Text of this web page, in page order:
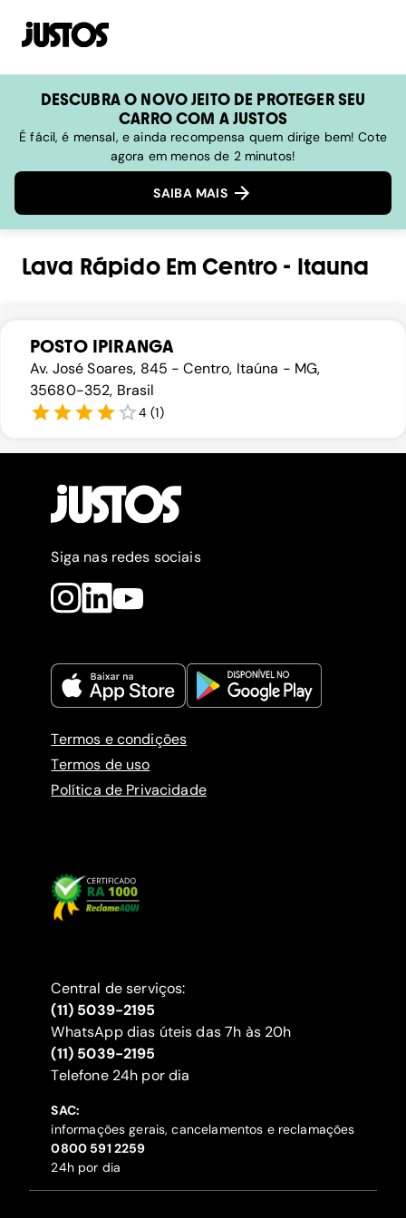
DESCUBRA O NOVO JEITO DE PROTEGER SEU
CARRO COM A JUSTOS
É fácil, é mensal, e ainda recompensa quem dirige bem! Cote
agora em menos de 2 minutos!
SAIBA MAIS
Lava RápidoEmCentro - Itauna
POSTO IPIRANGA
Av. José Soares, 845 - Centro, Itaúna - MG,
35680-352, Brasil
4 (1)
Siga nas redes sociais
Termos e condições
Termos de uso
Política de Privacidade
Central de serviços:
(11) 5039-2195
WhatsApp dias úteis das 7h às 20h
(11) 5039-2195
‍Telefone 24h por dia
SAC:
informações gerais, cancelamentos e reclamações
‍0800 591 2259
24h por dia